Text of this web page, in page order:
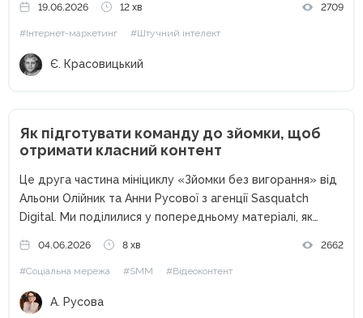
задач. За останні два роки штучний інтелект перестав
бути просто помічником. Для...
19.06.2026 12 хв 2709
#Інтернет-маркетинг #Штучний інтелект
Є. Красовицький
Як підготувати команду до зйомки, щоб
отримати класний контент
Це друга частина мініциклу «Зйомки без вигорання» від
Альони Олійник та Анни Русової з агенції Sasquatch
Digital. Ми поділилися у попередньому матеріалі, як
Втім, навіть бездоганний мудборд не допоможе, якщо
щось залишилося...
04.06.2026 8 хв 2662
#Соціальна мережа #SMM #Відеоконтент
А. Русова